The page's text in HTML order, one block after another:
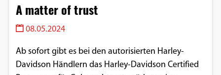
A matter of trust
08.05.2024
Ab sofort gibt es bei den autorisierten Harley-
Davidson Händlern das Harley-Davidson Certified